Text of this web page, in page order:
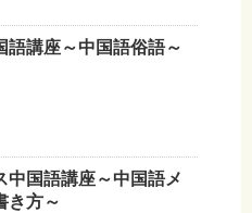
語講座～中国語俗語～
中国語講座～中国語メ
き方～